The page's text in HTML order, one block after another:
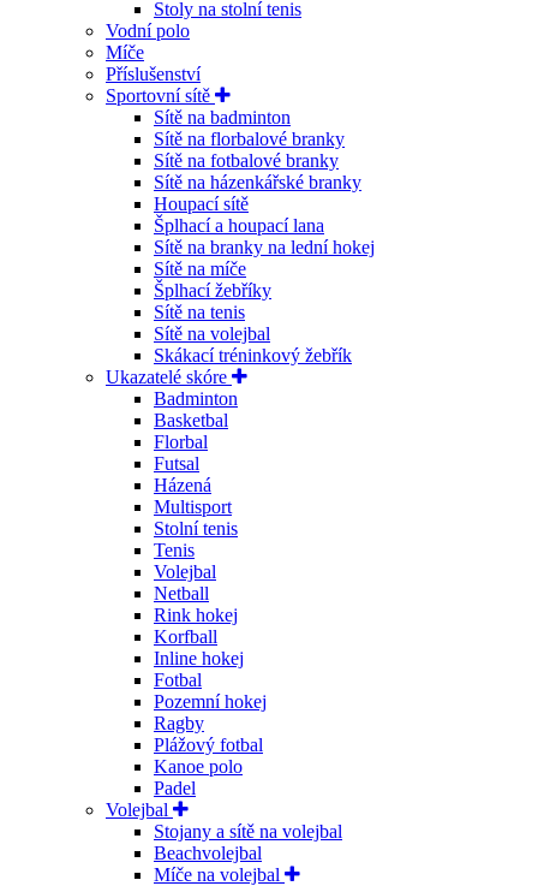
Stoly na stolní tenis
Vodní polo
Míče
Příslušenství
Sportovní sítě
Sítě na badminton
Sítě na florbalové branky
Sítě na fotbalové branky
Sítě na házenkářské branky
Houpací sítě
Šplhací a houpací lana
Sítě na branky na lední hokej
Sítě na míče
Šplhací žebříky
Sítě na tenis
Sítě na volejbal
Skákací tréninkový žebřík
Ukazatelé skóre
Badminton
Basketbal
Florbal
Futsal
Házená
Multisport
Stolní tenis
Tenis
Volejbal
Netball
Rink hokej
Korfball
Inline hokej
Fotbal
Pozemní hokej
Ragby
Plážový fotbal
Kanoe polo
Padel
Volejbal
Stojany a sítě na volejbal
Beachvolejbal
Míče na volejbal